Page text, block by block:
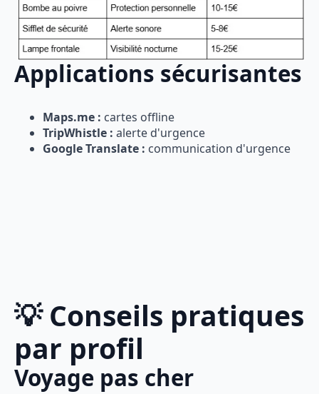
Applications sécurisantes
Maps.me : cartes offline
TripWhistle : alerte d'urgence
Google Translate : communication d'urgence
💡 Conseils pratiques
par profil
Voyage pas cher